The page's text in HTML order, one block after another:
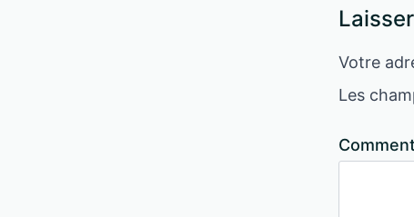
Votre
Les